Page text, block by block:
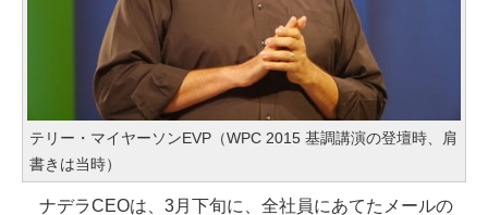
テリー・マイヤーソンEVP（WPC 2015 基調講演の登壇時、肩
書きは当時）
ナデラCEOは、3月下旬に、全社員にあてたメールの